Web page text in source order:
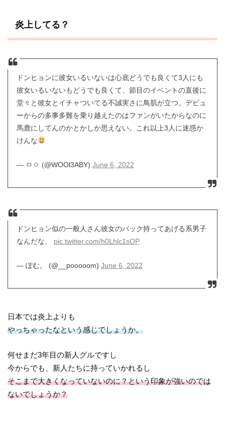
炎上してる？
ドンヒョンに彼女いるいないは心底どうでも良くて3人にも
彼女いるいないもどうでも良くて、節目のイベントの直後に
堂々と彼女とイチャついてる不誠実さに鳥肌が立つ。デビュ
ーからの多事多難を乗り越えたのはファンがいたからなのに
馬鹿にしてんのかとかしか思えない。これ以上3人に迷惑か
けんな
— ㅁㅇ (@WOOl3ABY) June 6, 2022
ドンヒョン似の一般人さん彼女のバック持ってあげる系男子
なんだな、 pic.twitter.com/h0Lhlc1sOP
— ぽむ。 (@__pooooom) June 6, 2022
日本では炎上よりも
やっちゃったなという感じでしょうか。
何せまだ3年目の新人グルですし
今からでも、新人たちに持っていかれるし
そこまで大きくなっていないのに？という印象が強いのでは
ないでしょうか？